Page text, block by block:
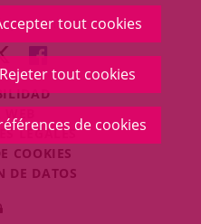
tout cookies
Rejeter tout cookies
de cookies
una
ventana
nueva.
externa.
ayuntamiento
ENLACE
A
UNA
APLICACIÓN
EXTERNA.
ENLACE
A
UNA
APLICACIÓN
EXTERNA.
LEGALES
COOKIES
DE DATOS
Iniciar